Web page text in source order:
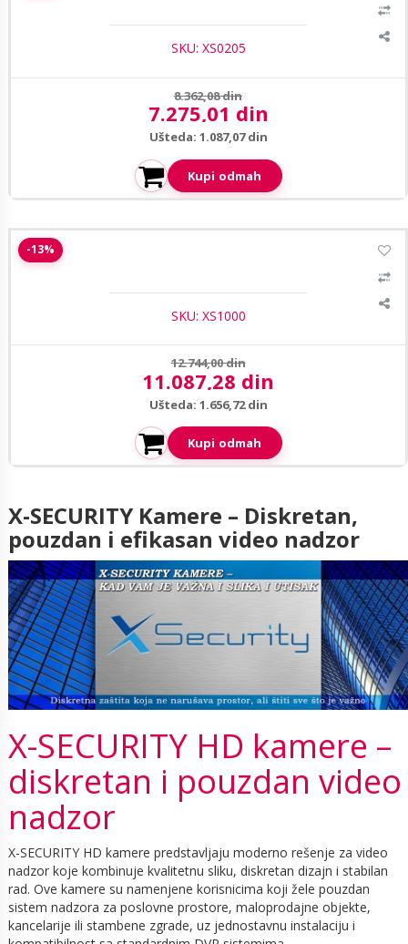
SKU: XS0205
Prethodna cena:
8.362,08 din
Aktuelna cena:
7.275,01 din
Ušteda: 1.087,07 din
Kupi odmah
-13%
X-Security OC-HUMO-F4N1 pinhole kamera u senzoru 2MP
SKU: XS1000
Prethodna cena:
12.744,00 din
Aktuelna cena:
11.087,28 din
Ušteda: 1.656,72 din
Kupi odmah
X-SECURITY Kamere – Diskretan,
pouzdan i efikasan video nadzor
X-SECURITY HD kamere –
diskretan i pouzdan video
nadzor
X-SECURITY HD kamere predstavljaju moderno rešenje za video
nadzor koje kombinuje kvalitetnu sliku, diskretan dizajn i stabilan
rad. Ove kamere su namenjene korisnicima koji žele pouzdan
sistem nadzora za poslovne prostore, maloprodajne objekte,
kancelarije ili stambene zgrade, uz jednostavnu instalaciju i